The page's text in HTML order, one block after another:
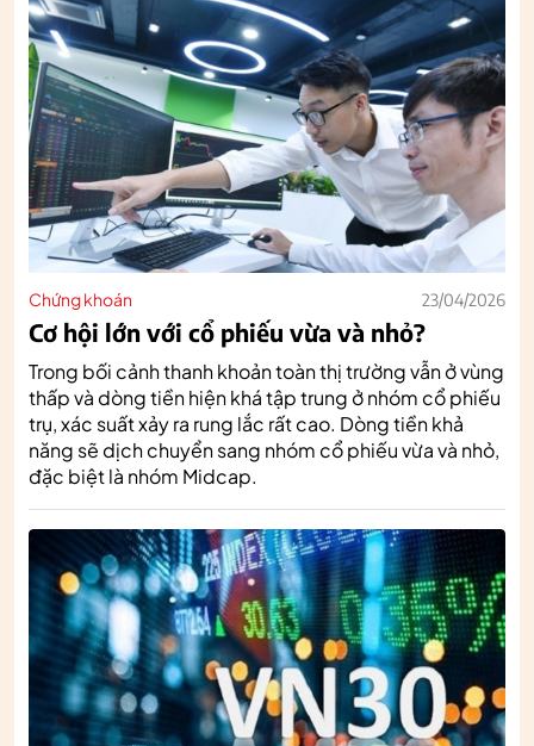
Chứng khoán 23/04/2026
Cơ hội lớn với cổ phiếu vừa và nhỏ?
Trong bối cảnh thanh khoản toàn thị trường vẫn ở vùng
thấp và dòng tiền hiện khá tập trung ở nhóm cổ phiếu
trụ, xác suất xảy ra rung lắc rất cao. Dòng tiền khả
năng sẽ dịch chuyển sang nhóm cổ phiếu vừa và nhỏ,
đặc biệt là nhóm Midcap.